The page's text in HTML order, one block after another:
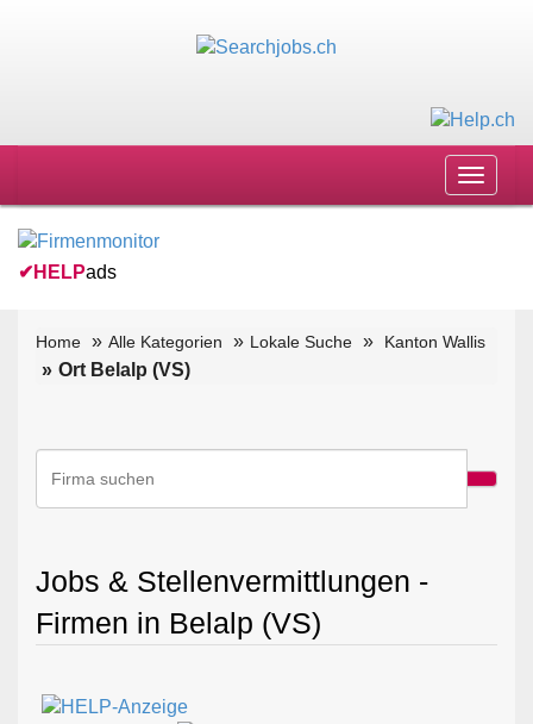
Toggle
✔ HELPads
Home Alle Kategorien Lokale Suche Kanton Wallis
Ort Belalp (VS)
Jobs & Stellenvermittlungen -
Firmen in Belalp (VS)